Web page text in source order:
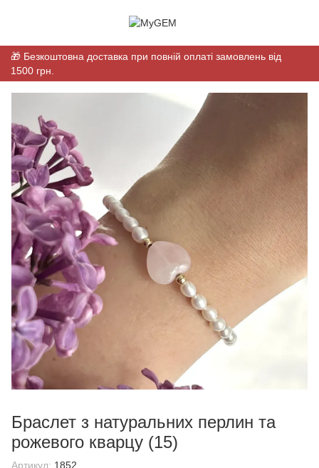
🎁 Безкоштовна доставка при повній оплаті замовлень від
1500 грн.
Браслет з натуральних перлин та
рожевого кварцу (15)
Артикул: 1852